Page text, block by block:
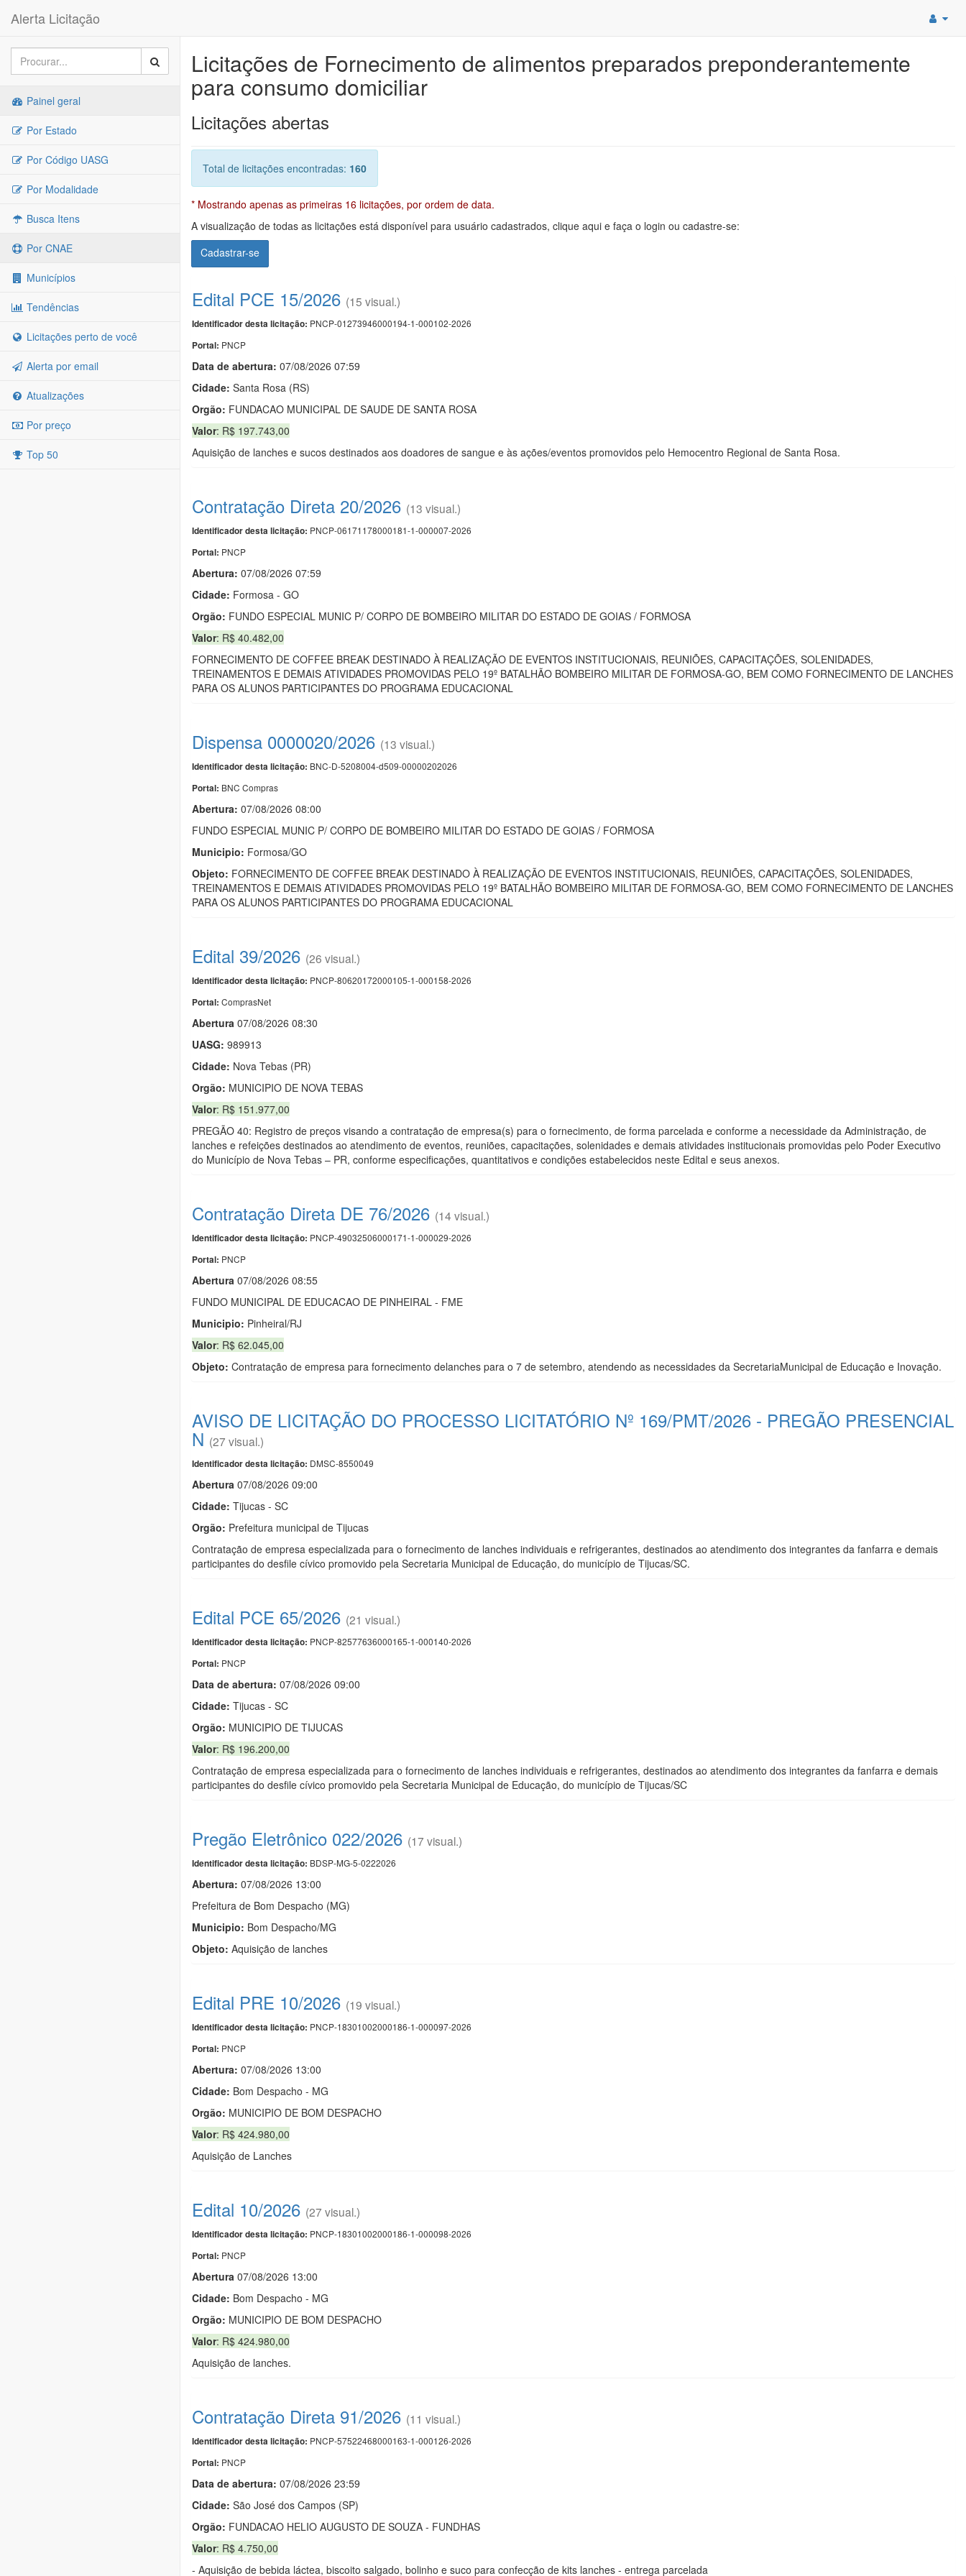
Alerta Licitação
Painel geral
Por Estado
Por Código UASG
Por Modalidade
Busca Itens
Por CNAE
Municípios
Tendências
Licitações perto de você
Alerta por email
Atualizações
Por preço
Top 50
Licitações de Fornecimento de alimentos preparados preponderantemente
para consumo domiciliar
Licitações abertas
Total de licitações encontradas: 160
* Mostrando apenas as primeiras 16 licitações, por ordem de data.
A visualização de todas as licitações está disponível para usuário cadastrados, clique aqui e faça o login ou cadastre-se:
Cadastrar-se
Edital PCE 15/2026 (15 visual.)
Identificador desta licitação: PNCP-01273946000194-1-000102-2026
Portal: PNCP
Data de abertura: 07/08/2026 07:59
Cidade: Santa Rosa (RS)
Orgão: FUNDACAO MUNICIPAL DE SAUDE DE SANTA ROSA
Valor: R$ 197.743,00
Aquisição de lanches e sucos destinados aos doadores de sangue e às ações/eventos promovidos pelo Hemocentro Regional de Santa Rosa.
Contratação Direta 20/2026 (13 visual.)
Identificador desta licitação: PNCP-06171178000181-1-000007-2026
Portal: PNCP
Abertura: 07/08/2026 07:59
Cidade: Formosa - GO
Orgão: FUNDO ESPECIAL MUNIC P/ CORPO DE BOMBEIRO MILITAR DO ESTADO DE GOIAS / FORMOSA
Valor: R$ 40.482,00
FORNECIMENTO DE COFFEE BREAK DESTINADO À REALIZAÇÃO DE EVENTOS INSTITUCIONAIS, REUNIÕES, CAPACITAÇÕES, SOLENIDADES,
TREINAMENTOS E DEMAIS ATIVIDADES PROMOVIDAS PELO 19º BATALHÃO BOMBEIRO MILITAR DE FORMOSA-GO, BEM COMO FORNECIMENTO DE LANCHES
PARA OS ALUNOS PARTICIPANTES DO PROGRAMA EDUCACIONAL
Dispensa 0000020/2026 (13 visual.)
Identificador desta licitação: BNC-D-5208004-d509-00000202026
Portal: BNC Compras
Abertura: 07/08/2026 08:00
FUNDO ESPECIAL MUNIC P/ CORPO DE BOMBEIRO MILITAR DO ESTADO DE GOIAS / FORMOSA
Municipio: Formosa/GO
Objeto: FORNECIMENTO DE COFFEE BREAK DESTINADO À REALIZAÇÃO DE EVENTOS INSTITUCIONAIS, REUNIÕES, CAPACITAÇÕES, SOLENIDADES,
TREINAMENTOS E DEMAIS ATIVIDADES PROMOVIDAS PELO 19º BATALHÃO BOMBEIRO MILITAR DE FORMOSA-GO, BEM COMO FORNECIMENTO DE LANCHES
PARA OS ALUNOS PARTICIPANTES DO PROGRAMA EDUCACIONAL
Edital 39/2026 (26 visual.)
Identificador desta licitação: PNCP-80620172000105-1-000158-2026
Portal: ComprasNet
Abertura 07/08/2026 08:30
UASG: 989913
Cidade: Nova Tebas (PR)
Orgão: MUNICIPIO DE NOVA TEBAS
Valor: R$ 151.977,00
PREGÃO 40: Registro de preços visando a contratação de empresa(s) para o fornecimento, de forma parcelada e conforme a necessidade da Administração, de
lanches e refeições destinados ao atendimento de eventos, reuniões, capacitações, solenidades e demais atividades institucionais promovidas pelo Poder Executivo
do Município de Nova Tebas – PR, conforme especificações, quantitativos e condições estabelecidos neste Edital e seus anexos.
Contratação Direta DE 76/2026 (14 visual.)
Identificador desta licitação: PNCP-49032506000171-1-000029-2026
Portal: PNCP
Abertura 07/08/2026 08:55
FUNDO MUNICIPAL DE EDUCACAO DE PINHEIRAL - FME
Municipio: Pinheiral/RJ
Valor: R$ 62.045,00
Objeto: Contratação de empresa para fornecimento delanches para o 7 de setembro, atendendo as necessidades da SecretariaMunicipal de Educação e Inovação.
AVISO DE LICITAÇÃO DO PROCESSO LICITATÓRIO Nº 169/PMT/2026 - PREGÃO PRESENCIAL
N (27 visual.)
Identificador desta licitação: DMSC-8550049
Abertura 07/08/2026 09:00
Cidade: Tijucas - SC
Orgão: Prefeitura municipal de Tijucas
Contratação de empresa especializada para o fornecimento de lanches individuais e refrigerantes, destinados ao atendimento dos integrantes da fanfarra e demais
participantes do desfile cívico promovido pela Secretaria Municipal de Educação, do município de Tijucas/SC.
Edital PCE 65/2026 (21 visual.)
Identificador desta licitação: PNCP-82577636000165-1-000140-2026
Portal: PNCP
Data de abertura: 07/08/2026 09:00
Cidade: Tijucas - SC
Orgão: MUNICIPIO DE TIJUCAS
Valor: R$ 196.200,00
Contratação de empresa especializada para o fornecimento de lanches individuais e refrigerantes, destinados ao atendimento dos integrantes da fanfarra e demais
participantes do desfile cívico promovido pela Secretaria Municipal de Educação, do município de Tijucas/SC
Pregão Eletrônico 022/2026 (17 visual.)
Identificador desta licitação: BDSP-MG-5-0222026
Abertura: 07/08/2026 13:00
Prefeitura de Bom Despacho (MG)
Municipio: Bom Despacho/MG
Objeto: Aquisição de lanches
Edital PRE 10/2026 (19 visual.)
Identificador desta licitação: PNCP-18301002000186-1-000097-2026
Portal: PNCP
Abertura: 07/08/2026 13:00
Cidade: Bom Despacho - MG
Orgão: MUNICIPIO DE BOM DESPACHO
Valor: R$ 424.980,00
Aquisição de Lanches
Edital 10/2026 (27 visual.)
Identificador desta licitação: PNCP-18301002000186-1-000098-2026
Portal: PNCP
Abertura 07/08/2026 13:00
Cidade: Bom Despacho - MG
Orgão: MUNICIPIO DE BOM DESPACHO
Valor: R$ 424.980,00
Aquisição de lanches.
Contratação Direta 91/2026 (11 visual.)
Identificador desta licitação: PNCP-57522468000163-1-000126-2026
Portal: PNCP
Data de abertura: 07/08/2026 23:59
Cidade: São José dos Campos (SP)
Orgão: FUNDACAO HELIO AUGUSTO DE SOUZA - FUNDHAS
Valor: R$ 4.750,00
- Aquisição de bebida láctea, biscoito salgado, bolinho e suco para confecção de kits lanches - entrega parcelada